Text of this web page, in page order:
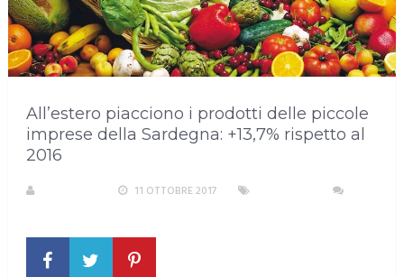
All’estero piacciono i prodotti delle piccole
imprese della Sardegna: +13,7% rispetto al
2016
11 OTTOBRE 2017